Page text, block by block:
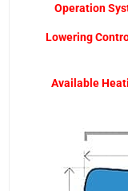
Operation
Lowering
Available